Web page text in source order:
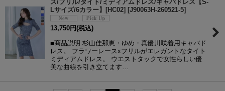
ス/フリル/タイト/ミディアムドレス/キャバドレス【S-
Lサイズ/6カラー】[HC02] [J90063H-260521-5]
13,750円(税込)
■商品説明 杉山佳那恵・ゆめ・真優川咲着用キャバド
レス。 フラワーレースxフリルがエレガントなタイト
ミディアムドレス。 ウエストタックで女性らしい優
美な曲線を引き立てます…